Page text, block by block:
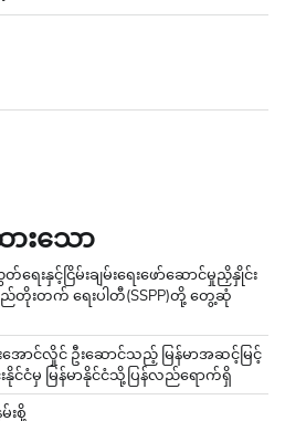
းသော
ေးနှင့်ငြိမ်းချမ်းရေးဖော်ဆောင်မှုညှိနှိုင်း
ည်တိုးတက် ရေးပါတီ(SSPP)တို့ တွေ့ဆုံ
အောင်လှိုင် ဦးဆောင်သည့် မြန်မာအဆင့်မြင့်
ငံမှ မြန်မာနိုင်ငံသို့ပြန်လည်ရောက်ရှိ
းစို့